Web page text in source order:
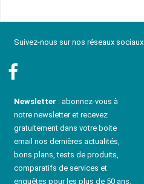
Suivez-nous sur nos réseaux sociaux
Newsletter : abonnez-vous à
notre newsletter et recevez
gratuitement dans votre boite
email nos dernières actualités,
bons plans, tests de produits,
comparatifs de services et
enquêtes pour les plus de 50 ans.